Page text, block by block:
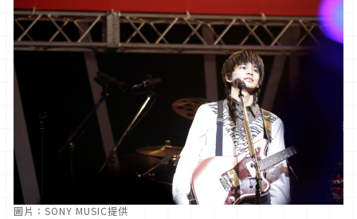
圖片：SONY MUSIC提供